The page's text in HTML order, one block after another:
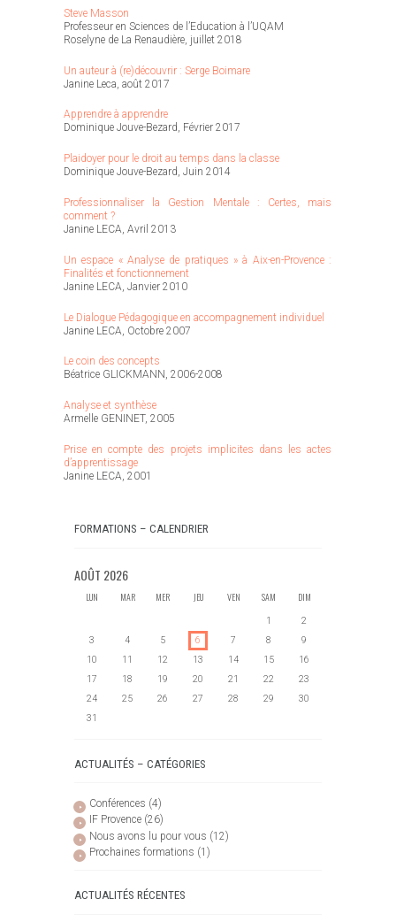
Steve Masson
Professeur en Sciences de l’Education à l’UQAM
Roselyne de La Renaudière, juillet 2018
Un auteur à (re)découvrir : Serge Boimare
Janine Leca, août 2017
Apprendre à apprendre
Dominique Jouve-Bezard, Février 2017
Plaidoyer pour le droit au temps dans la classe
Dominique Jouve-Bezard, Juin 2014
Professionnaliser la Gestion Mentale : Certes, mais
comment ?
Janine LECA, Avril 2013
Un espace « Analyse de pratiques » à Aix-en-Provence :
Finalités et fonctionnement
Janine LECA, Janvier 2010
Le Dialogue Pédagogique en accompagnement individuel
Janine LECA, Octobre 2007
Le coin des concepts
Béatrice GLICKMANN, 2006-2008
Analyse et synthèse
Armelle GENINET, 2005
Prise en compte des projets implicites dans les actes
d’apprentissage
Janine LECA, 2001
FORMATIONS – CALENDRIER
AOÛT 2026
LUN MAR MER JEU VEN SAM DIM
1
2
3
4 5 6 7 8
9
10
11 12 13 14 15
16
17
18 19 20 21 22
23
24
25 26 27 28 29
30
31
ACTUALITÉS – CATÉGORIES
Conférences (4)
IF Provence(26)
Nous avons lu pour vous (12)
Prochaines formations (1)
ACTUALITÉS RÉCENTES